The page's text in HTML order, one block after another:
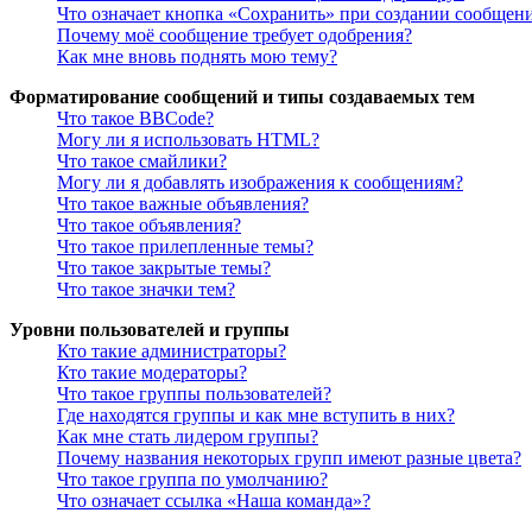
Что означает кнопка «Сохранить» при создании
Почему моё сообщение требует одобрения?
Как мне вновь поднять мою тему?
Форматирование сообщений и типы создаваемых тем
Что такое BBCode?
Могу ли я использовать HTML?
Что такое смайлики?
Могу ли я добавлять изображения к сообщениям?
Что такое важные объявления?
Что такое объявления?
Что такое прилепленные темы?
Что такое закрытые темы?
Что такое значки тем?
Уровни пользователей и группы
Кто такие администраторы?
Кто такие модераторы?
Что такое группы пользователей?
Где находятся группы и как мне вступить в них?
Как мне стать лидером группы?
Почему названия некоторых групп имеют разные цвета?
Что такое группа по умолчанию?
Что означает ссылка «Наша команда»?